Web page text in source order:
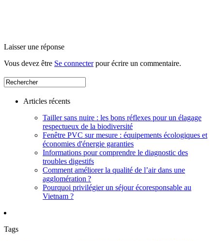
Laisser une réponse
Vous devez être Se connecterpour écrire un commentaire.
Articles récents
Tailler sans nuire : les bons réflexes pour un élagage
respectueux de la biodiversité
Fenêtre PVC sur mesure : équipements écologiques et
économies d'énergie garanties
Informations pour comprendre le diagnostic des
troubles digestifs
Comment améliorer la qualité de l’air dans une
agglomération ?
Pourquoi privilégier un séjour écoresponsable au
Vietnam ?
Tags